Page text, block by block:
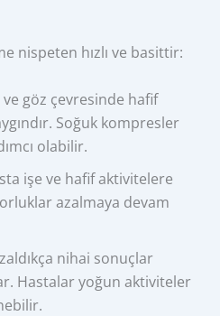
nispeten hızlı ve basittir:
ve göz çevresinde hafif
Soğuk kompresler
olabilir.
işe ve hafif aktivitelere
azalmaya devam
nihai sonuçlar
Hastalar yoğun aktiviteler